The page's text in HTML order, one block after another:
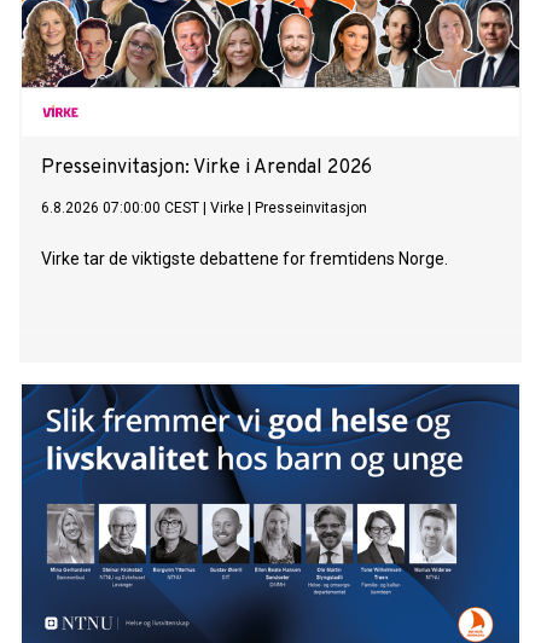
Presseinvitasjon: Virke i Arendal 2026
6.8.2026 07:00:00 CEST Virke Presseinvitasjon
Virke tar de viktigste debattene for fremtidens Norge.